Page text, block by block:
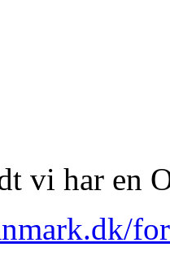
vi har en